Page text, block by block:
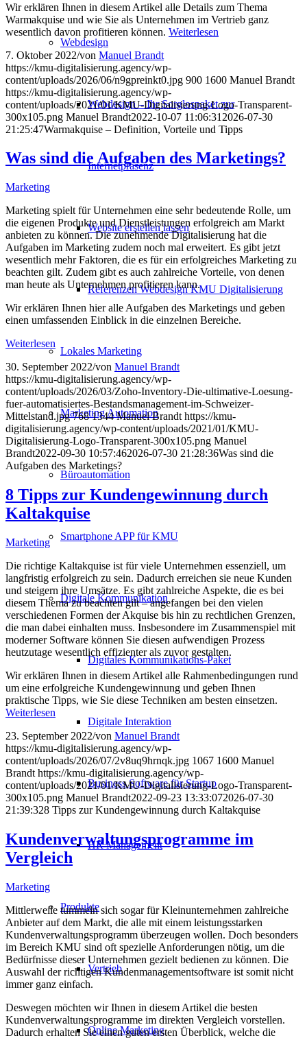
Webdesign
Webdesign – Ihr Sorglospaket zur
Internetpräsenz
Website erstellen lassen
Referenzen Webdesign KMU Digitalisierung
Lokales Marketing
Marketing Automation
Büroautomation
Smartphone APP für KMU
Digitale Kommunikation
Digitales Kommunikations-Paket
Digitale Interaktion
Business Software für Startup
HR Management
Produkte
Vertrieb
Online Marketing
Wir erklären Ihnen in diesem Artikel alle Details zum Thema
Warmakquise und wie Sie als Unternehmen im Vertrieb ganz
wesentlich davon profitieren können. Weiterlesen
7. Oktober 2022/von Manuel Brandt
https://kmu-digitalisierung.agency/wp-
content/uploads/2026/06/n9gpreinkt0.jpg 900 1600 Manuel Brandt
https://kmu-digitalisierung.agency/wp-
content/uploads/2021/01/KMU-Digitalisierung-Logo-Transparent-
300x105.png Manuel Brandt2022-10-07 11:06:31 2026-07-30
21:25:47Warmakquise – Definition, Vorteile und Tipps
Was sind die Aufgaben des Marketings?
Marketing
Marketing spielt für Unternehmen eine sehr bedeutende Rolle, um
die eigenen Produkte und Dienstleistungen erfolgreich am Markt
anbieten zu können. Die zunehmende Digitalisierung hat die
Aufgaben im Marketing zudem noch mal erweitert. Es gibt jetzt
wesentlich mehr Faktoren, die es für ein erfolgreiches Marketing zu
beachten gilt. Zudem gibt es auch zahlreiche Vorteile, von denen
man heute als Unternehmen profitieren kann.
Wir erklären Ihnen hier alle Aufgaben des Marketings und geben
einen umfassenden Einblick in die einzelnen Bereiche.
Weiterlesen
30. September 2022/von Manuel Brandt
https://kmu-digitalisierung.agency/wp-
content/uploads/2026/03/Zoho-Inventory-Die-ultimative-Loesung-
fuer-automatisiertes-Bestandsmanagement-im-Schweizer-
Mittelstand.jpg 768 1344 Manuel Brandt https://kmu-
digitalisierung.agency/wp-content/uploads/2021/01/KMU-
Digitalisierung-Logo-Transparent-300x105.png Manuel
Brandt2022-09-30 10:57:462026-07-30 21:28:36Was sind die
Aufgaben des Marketings?
8 Tipps zur Kundengewinnung durch
Kaltakquise
Marketing
Die richtige Kaltakquise ist für viele Unternehmen essenziell, um
langfristig erfolgreich zu sein. Dadurch erreichen sie neue Kunden
und steigern ihre Umsätze. Es gibt zahlreiche Aspekte, die es bei
diesem Thema zu beachten gilt – angefangen bei den vielen
verschiedenen Formen der Akquise bis hin zu rechtlichen Grenzen,
die man dabei einhalten muss. Insbesondere im Zusammenspiel mit
moderner Software können Sie diesen aufwendigen Prozess
heutzutage wesentlich effizienter als zuvor gestalten.
Wir erklären Ihnen in diesem Artikel alle Rahmenbedingungen rund
um eine erfolgreiche Kundengewinnung und geben Ihnen
praktische Tipps, wie Sie diese Techniken am besten einsetzen.
Weiterlesen
23. September 2022/von Manuel Brandt
https://kmu-digitalisierung.agency/wp-
content/uploads/2026/07/2v8uq9hrnqk.jpg 1067 1600 Manuel
Brandt https://kmu-digitalisierung.agency/wp-
content/uploads/2021/01/KMU-Digitalisierung-Logo-Transparent-
300x105.png Manuel Brandt2022-09-23 13:33:072026-07-30
21:39:328 Tipps zur Kundengewinnung durch Kaltakquise
Kundenverwaltungsprogramme im
Vergleich
Marketing
Mittlerweile tummeln sich sogar für Kleinunternehmen zahlreiche
Anbieter auf dem Markt, die alle mit einem leistungsstarken
Kundenverwaltungsprogramm überzeugen wollen. Doch besonders
im Bereich KMU sind oft spezielle Anforderungen nötig, um die
Bedürfnisse dieser Unternehmen gezielt bedienen zu können. Die
Auswahl der richtigen Kundenmanagementsoftware ist somit nicht
immer ganz einfach.
Deswegen möchten wir Ihnen in diesem Artikel die besten
Kundenverwaltungsprogramme im direkten Vergleich vorstellen.
Dadurch erhalten Sie einen guten ersten Überblick, welche die